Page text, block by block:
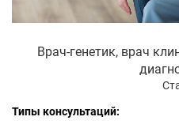
Врач-генетик, врач
Типы консультаций: